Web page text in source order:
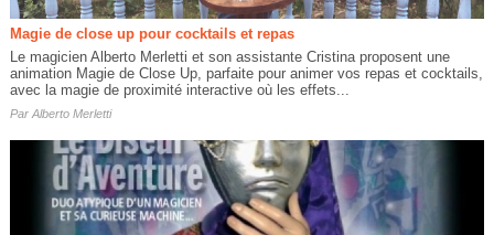
Magie de close up pour cocktails et repas
Le magicien Alberto Merletti et son assistante Cristina proposent une
animation Magie de Close Up, parfaite pour animer vos repas et cocktails,
avec la magie de proximité interactive où les effets...
Par Alberto Merletti